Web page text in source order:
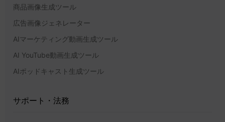
商品画像生成ツール
広告画像ジェネレーター
AIマーケティング動画生成ツール
AI YouTube動画生成ツール
AIポッドキャスト生成ツール
サポート・法務